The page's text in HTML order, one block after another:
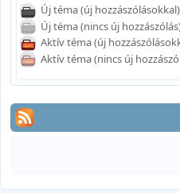
Új téma (új hozzászólásokkal)
Új téma (nincs új
Aktív téma (új
Aktív téma (nincs új